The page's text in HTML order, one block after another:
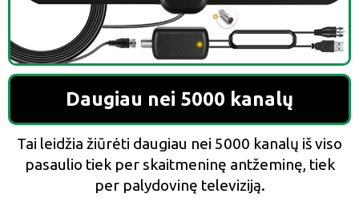
Daugiau nei 5000 kanalų
Tai leidžia žiūrėti daugiau nei 5000 kanalų iš viso
pasaulio tiek per skaitmeninę antžeminę, tiek
per palydovinę televiziją.